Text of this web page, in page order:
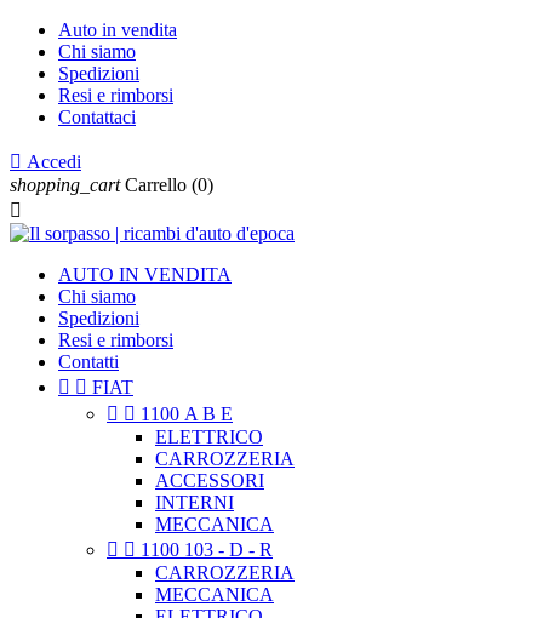
Auto in vendita
Chi siamo
Spedizioni
Resi e rimborsi
Contattaci
 Accedi
shopping_cart Carrello (0)

AUTO IN VENDITA
Chi siamo
Spedizioni
Resi e rimborsi
Contatti
  FIAT
  1100 A B E
ELETTRICO
CARROZZERIA
ACCESSORI
INTERNI
MECCANICA
  1100 103 - D - R
CARROZZERIA
MECCANICA